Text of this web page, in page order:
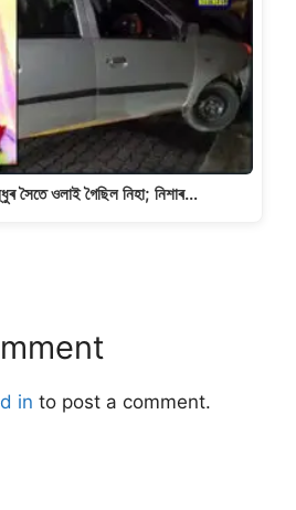
সৈতে ওলাই গৈছিল নিহা; নিশাৰ…
in to post a comment.